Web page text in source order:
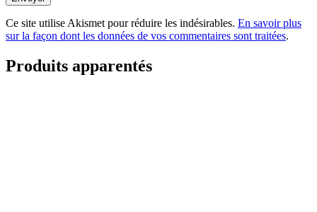
Ce site utilise Akismet pour réduire les indésirables. En savoir plus
sur la façon dont les données de vos commentaires sont traitées.
Produits apparentés